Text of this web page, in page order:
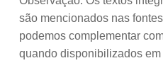
são mencionados nas
podemos complementar
quando disponibilizados em